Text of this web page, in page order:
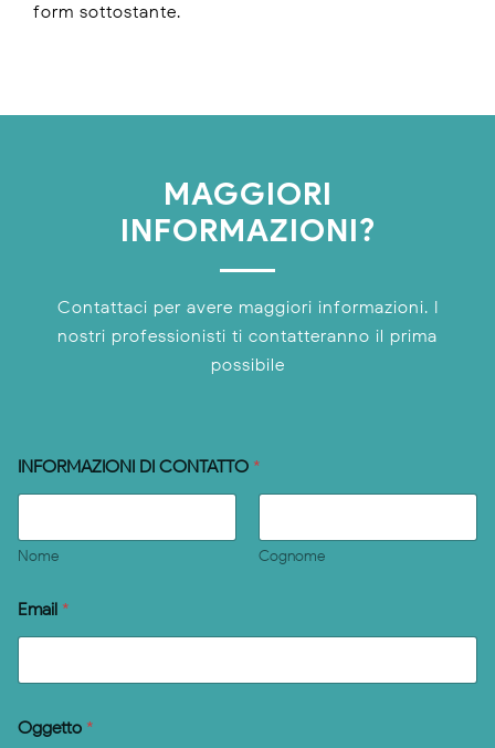
form sottostante.
MAGGIORI
INFORMAZIONI?
Contattaci per avere maggiori informazioni. I
nostri professionisti ti contatteranno il prima
possibile
INFORMAZIONI DI CONTATTO *
Nome Cognome
Email *
Oggetto *